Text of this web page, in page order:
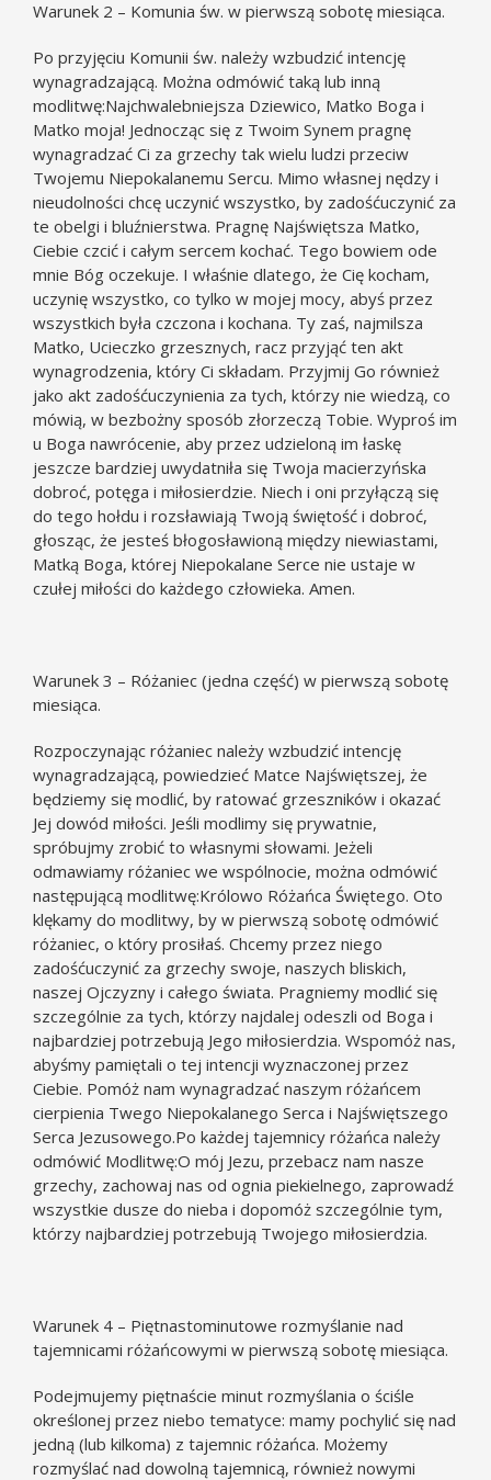
Warunek 2 – Komunia św. w pierwszą sobotę miesiąca.
Po przyjęciu Komunii św. należy wzbudzić intencję
wynagradzającą. Można odmówić taką lub inną
modlitwę:Najchwalebniejsza Dziewico, Matko Boga i
Matko moja! Jednocząc się z Twoim Synem pragnę
wynagradzać Ci za grzechy tak wielu ludzi przeciw
Twojemu Niepokalanemu Sercu. Mimo własnej nędzy i
nieudolności chcę uczynić wszystko, by zadośćuczynić za
te obelgi i bluźnierstwa. Pragnę Najświętsza Matko,
Ciebie czcić i całym sercem kochać. Tego bowiem ode
mnie Bóg oczekuje. I właśnie dlatego, że Cię kocham,
uczynię wszystko, co tylko w mojej mocy, abyś przez
wszystkich była czczona i kochana. Ty zaś, najmilsza
Matko, Ucieczko grzesznych, racz przyjąć ten akt
wynagrodzenia, który Ci składam. Przyjmij Go również
jako akt zadośćuczynienia za tych, którzy nie wiedzą, co
mówią, w bezbożny sposób złorzeczą Tobie. Wyproś im
u Boga nawrócenie, aby przez udzieloną im łaskę
jeszcze bardziej uwydatniła się Twoja macierzyńska
dobroć, potęga i miłosierdzie. Niech i oni przyłączą się
do tego hołdu i rozsławiają Twoją świętość i dobroć,
głosząc, że jesteś błogosławioną między niewiastami,
Matką Boga, której Niepokalane Serce nie ustaje w
czułej miłości do każdego człowieka. Amen.
Warunek 3 – Różaniec (jedna część) w pierwszą sobotę
miesiąca.
Rozpoczynając różaniec należy wzbudzić intencję
wynagradzającą, powiedzieć Matce Najświętszej, że
będziemy się modlić, by ratować grzeszników i okazać
Jej dowód miłości. Jeśli modlimy się prywatnie,
spróbujmy zrobić to własnymi słowami. Jeżeli
odmawiamy różaniec we wspólnocie, można odmówić
następującą modlitwę:Królowo Różańca Świętego. Oto
klękamy do modlitwy, by w pierwszą sobotę odmówić
różaniec, o który prosiłaś. Chcemy przez niego
zadośćuczynić za grzechy swoje, naszych bliskich,
naszej Ojczyzny i całego świata. Pragniemy modlić się
szczególnie za tych, którzy najdalej odeszli od Boga i
najbardziej potrzebują Jego miłosierdzia. Wspomóż nas,
abyśmy pamiętali o tej intencji wyznaczonej przez
Ciebie. Pomóż nam wynagradzać naszym różańcem
cierpienia Twego Niepokalanego Serca i Najświętszego
Serca Jezusowego.Po każdej tajemnicy różańca należy
odmówić Modlitwę:O mój Jezu, przebacz nam nasze
grzechy, zachowaj nas od ognia piekielnego, zaprowadź
wszystkie dusze do nieba i dopomóż szczególnie tym,
którzy najbardziej potrzebują Twojego miłosierdzia.
Warunek 4 – Piętnastominutowe rozmyślanie nad
tajemnicami różańcowymi w pierwszą sobotę miesiąca.
Podejmujemy piętnaście minut rozmyślania o ściśle
określonej przez niebo tematyce: mamy pochylić się nad
jedną (lub kilkoma) z tajemnic różańca. Możemy
rozmyślać nad dowolną tajemnicą, również nowymi